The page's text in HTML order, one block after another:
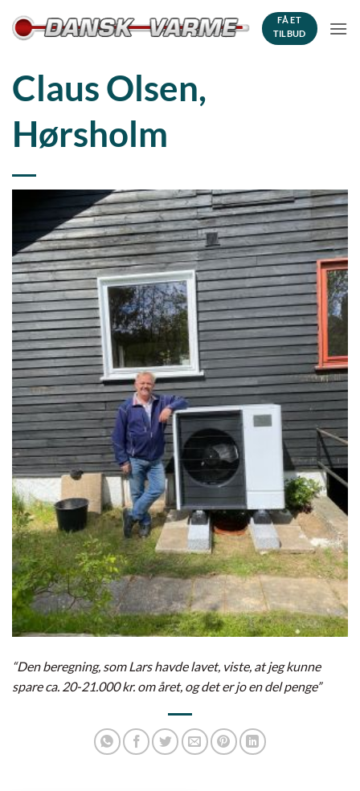
FÅ ET
TILBUD
Claus Olsen,
Hørsholm
“Den beregning, som Lars havde lavet, viste, at jeg kunne
spare ca. 20-21.000 kr. om året, og det er jo en del penge”